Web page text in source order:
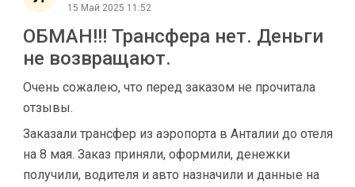
15 Май 2025 11:52
ОБМАН!!! Трансфера нет. Деньги
не возвращают.
Очень сожалею, что перед заказом не прочитала
отзывы.
Заказали трансфер из аэропорта в Анталии до отеля
на 8 мая. Заказ приняли, оформили, денежки
получили, водителя и авто назначили и данные на